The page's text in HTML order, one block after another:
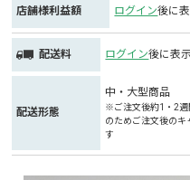
店舗様利益額 ログイン後に
配送料 ログイン後に表
配送形態
中・大型商品
※ご注文後約1・2週
のためご注文後のキ
す